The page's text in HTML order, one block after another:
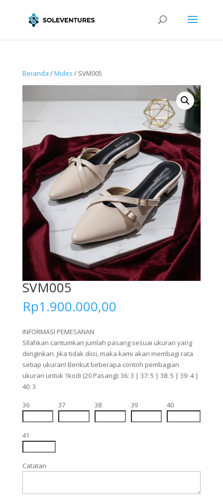
Beranda /Mules / SVM005
SVM005
Rp1.900.000,00
INFORMASI PEMESANAN
SIlahkan cantumkan jumlah pasang sesuai ukuran yang
diinginkan. Jika tidak diisi, maka kami akan membagi rata
setiap ukuran! Berikut beberapa contoh pembagian
ukuran untuk 1kodi (20 Pasang): 36: 3 | 37: 5 | 38: 5 | 39: 4 |
40: 3
36 37 38 39 40
41
Catatan